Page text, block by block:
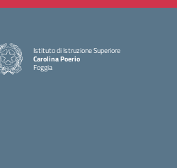
Istituto di Istruzione Superiore
Carolina Poerio
Foggia
— Visita la pagina iniziale della scuola